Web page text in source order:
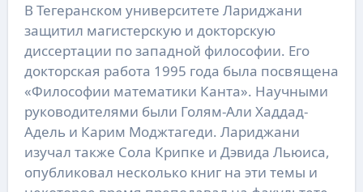
В Тегеранском университете Лариджани
защитил магистерскую и докторскую
диссертации по западной философии. Его
докторская работа 1995 года была посвящена
«Философии математики Канта». Научными
руководителями были Голям-Али Хаддад-
Адель и Карим Моджтагеди. Лариджани
изучал также Сола Крипке и Дэвида Льюиса,
опубликовал несколько книг на эти темы и